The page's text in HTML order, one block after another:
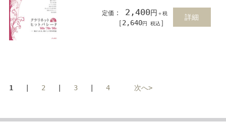
定価 ： 2,400円 ＋税
［2,640円 税込 ］
詳細
1 2 3| 4 次へ>